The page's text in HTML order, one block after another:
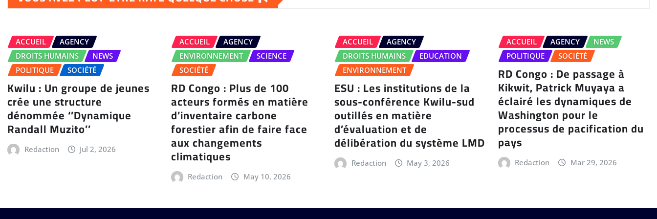
ACCUEIL
AGENCY
DROITS HUMAINS
NEWS
POLITIQUE
SOCIÉTÉ
Kwilu : Un groupe de jeunes
crée une structure
dénommée ‘’Dynamique
Randall Muzito’’
Redaction Jul 2, 2026
ACCUEIL
AGENCY
ENVIRONNEMENT
SCIENCE
SOCIÉTÉ
RD Congo : Plus de 100
acteurs formés en matière
d’inventaire carbone
forestier afin de faire face
aux changements
climatiques
Redaction May 10, 2026
ACCUEIL
AGENCY
DROITS HUMAINS
EDUCATION
ENVIRONNEMENT
ESU : Les institutions de la
sous-conférence Kwilu-sud
outillés en matière
d’évaluation et de
délibération du système LMD
Redaction May 3, 2026
ACCUEIL AGENCY
NEWS
POLITIQUE
SOCIÉTÉ
RD Congo : De passage à
Kikwit, Patrick Muyaya a
éclairé les dynamiques de
Washington pour le
processus de pacification du
pays
Redaction Mar 29, 2026